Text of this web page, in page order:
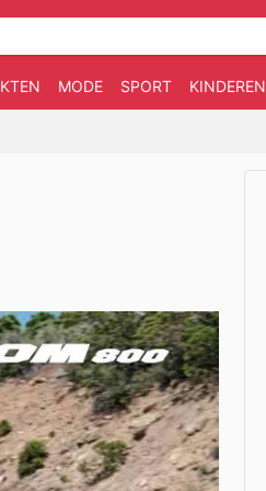
MODE SPORT KINDEREN